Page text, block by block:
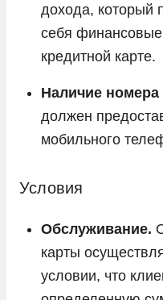
дохода, который
себя финансовые
кредитной карте.
Наличие
должен
мобильного
Условия
Обслуживание.
карты
условии, что